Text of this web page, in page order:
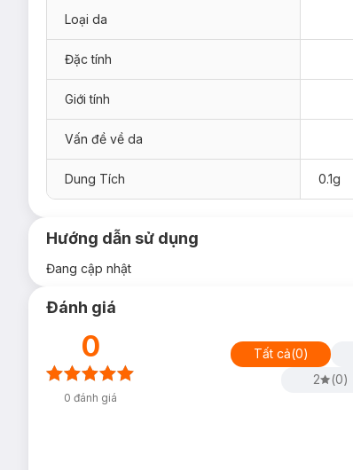
Loại da
Đặc tính
Giới tính
Vấn đề về da
Dung Tích 0.1g
Hướng dẫn sử dụng
Đang cập nhật
Đánh giá
0
0 đánh giá
Tất cả(0)
2
(0)